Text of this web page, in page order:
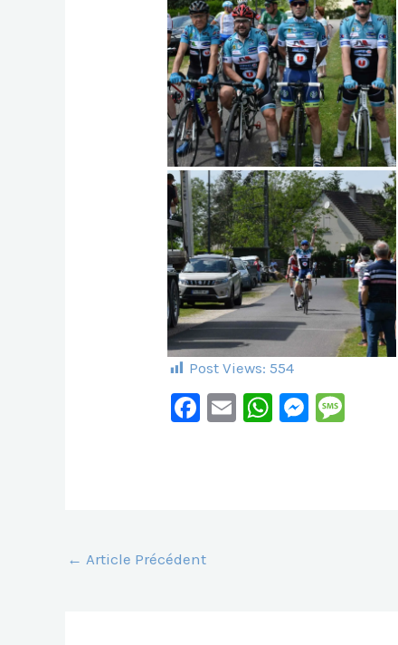
Post Views: 554
F
O
E
W M
← Article Précédent